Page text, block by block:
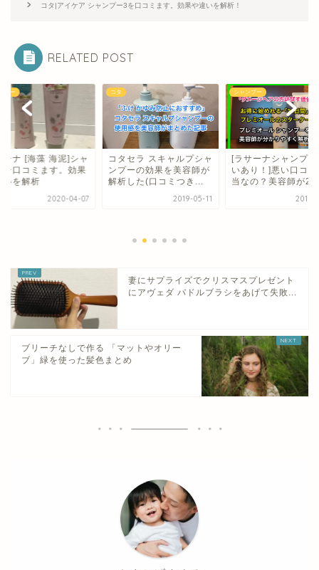
コタ|アイケア シャンプー3を口コミます。効果や違いを解析！
RELATED POST
セラ スキャルプシャ
ーの効果を美容師が
した(口コミつき...
2019-05-11
シャンプー
[ラサーナシャンプーと違
いあり！]悪い口コミは本
当なの？美容師が2...
2018-10-04
コタ
<痛みによって広が
すい髪の毛もコタア
アシャンプー9で解
2019-
妻にサプライズでクリスマスプレゼント
にアヴェダ パドルブラシをあげて失敗...
ブリーチなしで作る 「マットやオリー
ブ」緑を使った髪色まとめ